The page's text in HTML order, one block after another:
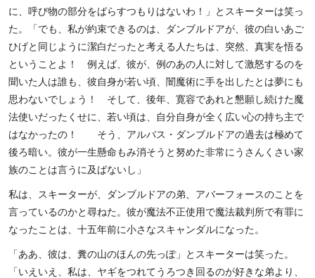
に、呼び物の部分をばらすつもりはないわ！」とスキーターは笑っ
た。「でも、私が約束できるのは、ダンブルドアが、彼の白いあご
ひげと同じように潔白だったと考える人たちは、突然、真実を悟る
ということよ！ 例えば、彼が、例のあの人に対して激怒するのを
聞いた人は誰も、彼自身が若い頃、闇魔術に手を出したとは夢にも
思わないでしょう！ そして、後年、寛容であれと懇願し続けた魔
法使いだったくせに、若い頃は、自分自身が全く広い心の持ち主で
はなかったの！ そう、アルバス・ダンブルドアの過去は極めて
後ろ暗い。彼が一生懸命もみ消そうと努めた非常にうさんくさい家
族のことは言うに及ばないし」
私は、スキーターが、ダンブルドアの弟、アバーフォースのことを
言っているのかと尋ねた。彼が魔法不正使用で魔法裁判所で有罪に
なったことは、十五年前に小さなスキャンダルになった。
「ああ、彼は、糞の山のほんの先っぽ」とスキーターは笑った。
「いえいえ、私は、ヤギをつれてうろつき回るのが好きな弟より、